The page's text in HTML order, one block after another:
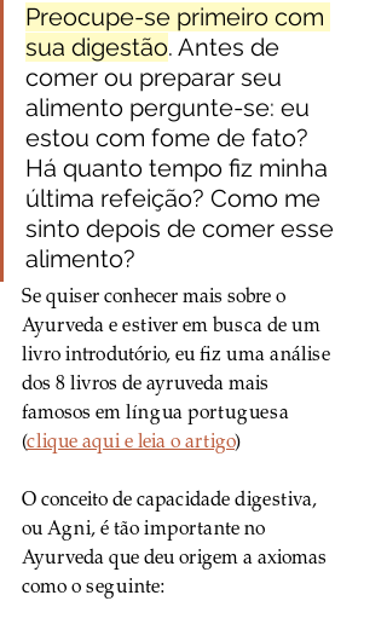
Preocupe-se primeiro com
sua digestão. Antes de
comer ou preparar seu
alimento pergunte-se: eu
estou com fome de fato?
Há quanto tempo fiz minha
última refeição? Como me
sinto depois de comer esse
alimento?
Se quiser conhecer mais sobre o
Ayurveda e estiver em busca de um
livro introdutório, eu fiz uma análise
dos 8 livros de ayruveda mais
famosos em língua portuguesa
(clique aqui e leia o artigo)
O conceito de capacidade digestiva,
ou Agni, é tão importante no
Ayurveda que deu origem a axiomas
como o seguinte: